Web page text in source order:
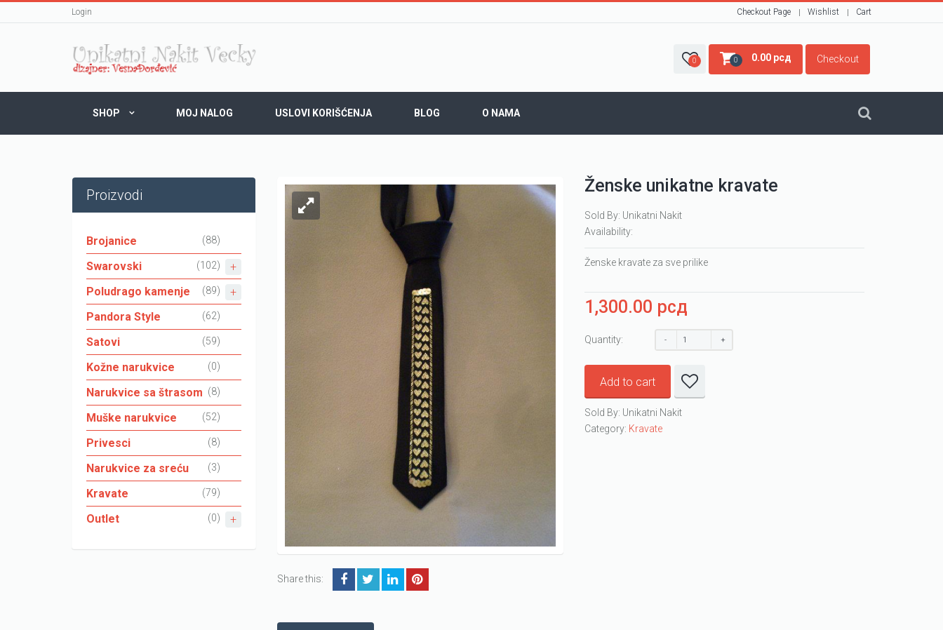
Login Checkout Page Wishlist Cart
0 0 0.00 рсд Checkout
SHOP MOJ NALOG USLOVI KORIŠĆENJA BLOG O NAMA
Proizvodi
Brojanice (88)
Swarovski (102)
Poludrago kamenje (89)
Pandora Style (62)
Satovi (59)
Kožne narukvice (0)
Narukvice sa štrasom (8)
Muške narukvice (52)
Privesci (8)
Narukvice za sreću (3)
Kravate (79)
Outlet (0)
Share this:
Ženske unikatne kravate
Sold By: Unikatni Nakit
Availability:
Ženske kravate za sve prilike
1,300.00 рсд
Quantity:
Add to cart
Sold By: Unikatni Nakit
Category: Kravate